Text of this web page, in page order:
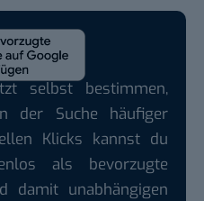
selbst bestimmen,
der Suche häufiger
Klicks kannst du
als bevorzugte
damit unabhängigen